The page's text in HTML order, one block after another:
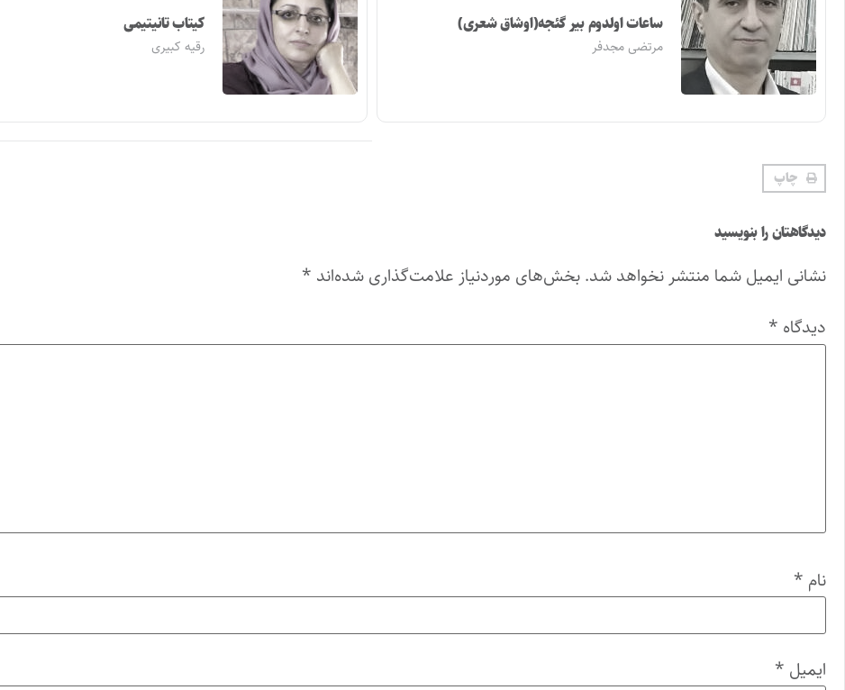
ساعات اولدوم بیر گئجه(اوشاق شعری)
مرتضی مجدفر
کیتاب تانیتیمی
رقیه کبیری
چاپ
دیدگاهتان را بنویسید
نشانی ایمیل شما منتشر نخواهد شد. بخش‌های موردنیاز علامت‌گذاری شده‌اند *
دیدگاه *
نام *
ایمیل *